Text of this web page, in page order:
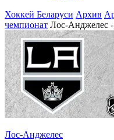
Хоккей Беларуси Архив
чемпионат Лос-Анджелес
Лос-Анджелес